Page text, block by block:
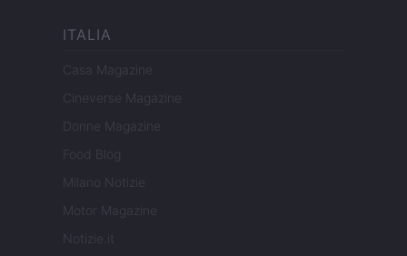
ITALIA
Casa Magazine
Cineverse Magazine
Donne Magazine
Food Blog
Milano Notizie
Motor Magazine
Notizie.it